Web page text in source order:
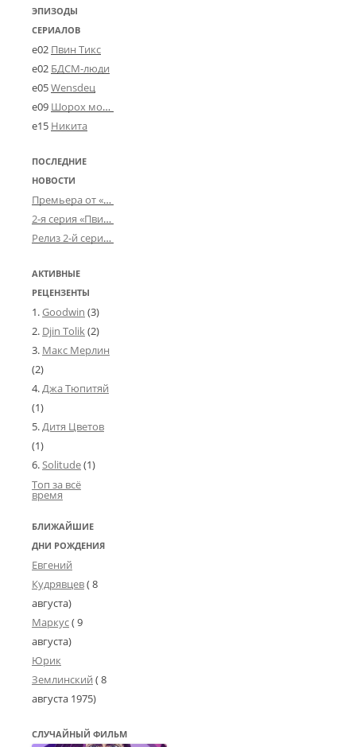
ЭПИЗОДЫ
СЕРИАЛОВ
e02 Пвин Тикс
e02 БДСМ-люди
e05Wensdeц
e09 Шорох мозговины
e15 Никита
ПОСЛЕДНИЕ
НОВОСТИ
Премьера от «Усталого королевства»: «Игорь начал»
2-я серия «Пвин Тикса» от 2-D
Релиз 2-й серии «БДСМ-людей» от «Аркада Фильм»
АКТИВНЫЕ
РЕЦЕНЗЕНТЫ
Goodwin (3)
Djin Tolik(2)
Макс Мерлин
(2)
Джа Тюпитяй
(1)
Дитя Цветов
(1)
Solitude(1)
Топ за всё
время
БЛИЖАЙШИЕ
ДНИ РОЖДЕНИЯ
Евгений
Кудрявцев( 8
августа)
Маркус( 9
августа)
Юрик
Землинский (8
августа 1975)
СЛУЧАЙНЫЙ ФИЛЬМ